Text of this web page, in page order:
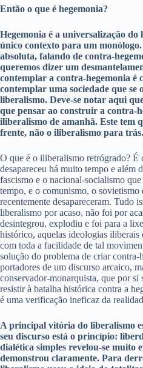
Então o que é hegemonia?
Hegemonia é a universalização
único contexto para um
absoluta, falando de contra-
queremos dizer um
contemplar a contra-hegemonia é
contemplar uma sociedade que se
liberalismo. Deve-se notar aqui
que pensar ao construir a contra-
iliberalismo de amanhã. Este tem
frente, não o iliberalismo para trás.
O que é o iliberalismo retrógrado? É
desapareceu há muito tempo e além
fascismo e o nacional-socialismo
tempo, e o comunismo, o sovietismo
recentemente desapareceram. Tudo
liberalismo por acaso, não foi por
desintegrou, explodiu e foi para a
histórico, aquelas ideologias
com toda a facilidade de tal
solução do problema de criar contra-
portadores de um discurso arcaico,
conservador-monarquista, que por si
resistir à batalha histórica contra a
é uma verificação ineficaz da
A principal vitória do liberalismo
seu discurso está o princípio:
dialética simples revelou-se muito
demonstrou claramente. Para